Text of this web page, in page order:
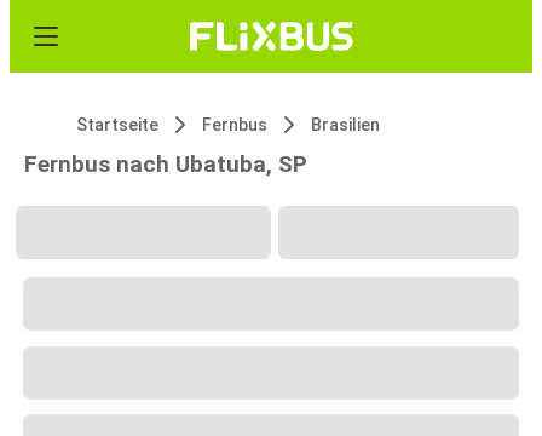
Startseite Fernbus Brasilien
Fernbus nach Ubatuba, SP